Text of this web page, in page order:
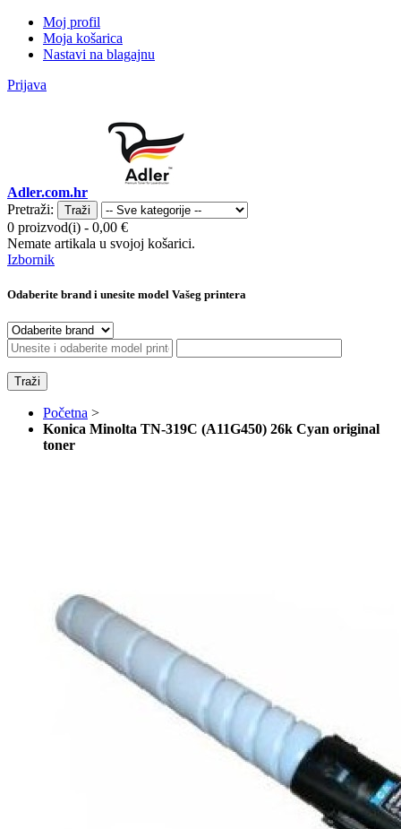
Moj profil
Moja košarica
Nastavi na blagajnu
Prijava
Adler.com.hr
Pretraži:
Traži
0 proizvod(i) - 0,00 €
Nemate artikala u svojoj košarici.
Izbornik
Odaberite brand i unesite model Vašeg printera
Traži
Početna >
Konica Minolta TN-319C (A11G450) 26k Cyan original
toner